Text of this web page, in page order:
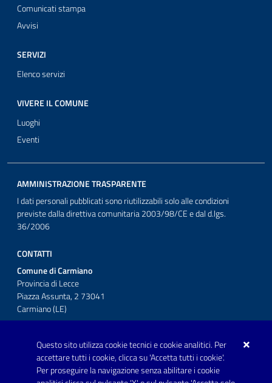
Questo sito utilizza cookie tecnici e cookie analitici. Per
accettare tutti i cookie, clicca su 'Accetta tutti i cookie'.
Per proseguire la navigazione senza abilitare i cookie
Comunicati stampa
Avvisi
SERVIZI
Elenco servizi
VIVERE IL COMUNE
Luoghi
Eventi
AMMINISTRAZIONE TRASPARENTE
I dati personali pubblicati sono riutilizzabili solo alle condizioni
previste dalla direttiva comunitaria 2003/98/CE e dal d.lgs.
36/2006
CONTATTI
Comune di Carmiano
Provincia di Lecce
Piazza Assunta, 2 73041
Carmiano (LE)
Posta Elettronica Certificata:
protocollo.comunecarmiano@pec.rupar.puglia.it